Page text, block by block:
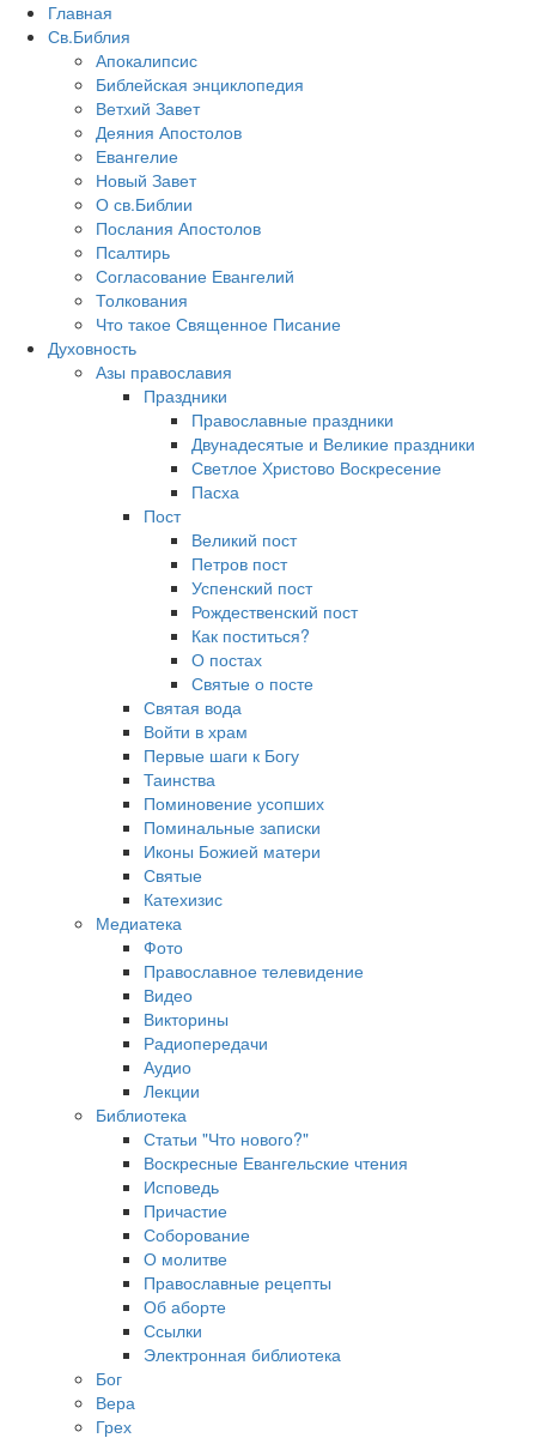
Главная
Св.Библия
Апокалипсис
Библейская энциклопедия
Ветхий Завет
Деяния Апостолов
Евангелие
Новый Завет
О св.Библии
Послания Апостолов
Псалтирь
Согласование Евангелий
Толкования
Что такое Священное Писание
Духовность
Азы православия
Праздники
Православные праздники
Двунадесятые и Великие праздники
Светлое Христово Воскресение
Пасха
Пост
Великий пост
Петров пост
Успенский пост
Рождественский пост
Как поститься?
О постах
Святые о посте
Святая вода
Войти в храм
Первые шаги к Богу
Таинства
Поминовение усопших
Поминальные записки
Иконы Божией матери
Святые
Катехизис
Медиатека
Фото
Православное телевидение
Видео
Викторины
Радиопередачи
Аудио
Лекции
Библиотека
Статьи "Что нового?"
Воскресные Евангельские чтения
Исповедь
Причастие
Соборование
О молитве
Православные рецепты
Об аборте
Ссылки
Электронная библиотека
Бог
Вера
Грех